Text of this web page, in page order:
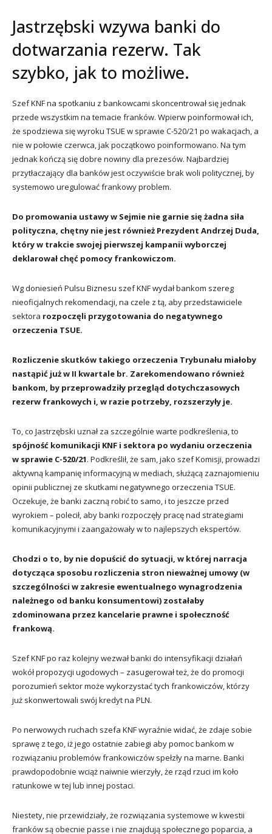
Jastrzębski wzywa banki do
dotwarzania rezerw. Tak
szybko, jak to możliwe.
Szef KNF na spotkaniu z bankowcami skoncentrował się jednak
przede wszystkim na temacie franków. Wpierw poinformował ich,
że spodziewa się wyroku TSUE w sprawie C-520/21 po wakacjach, a
nie w połowie czerwca, jak początkowo poinformowano. Na tym
jednak kończą się dobre nowiny dla prezesów. Najbardziej
przytłaczający dla banków jest oczywiście brak woli politycznej, by
systemowo uregulować frankowy problem.
Do promowania ustawy w Sejmie nie garnie się żadna siła
polityczna, chętny nie jest również Prezydent Andrzej Duda,
który w trakcie swojej pierwszej kampanii wyborczej
deklarował chęć pomocy frankowiczom.
Wg doniesień Pulsu Biznesu szef KNF wydał bankom szereg
nieoficjalnych rekomendacji, na czele z tą, aby przedstawiciele
sektora rozpoczęli przygotowania do negatywnego
orzeczenia TSUE.
Rozliczenie skutków takiego orzeczenia Trybunału miałoby
nastąpić już w II kwartale br. Zarekomendowano również
bankom, by przeprowadziły przegląd dotychczasowych
rezerw frankowych i, w razie potrzeby, rozszerzyły je.
To, co Jastrzębski uznał za szczególnie warte podkreślenia, to
spójność komunikacji KNF i sektora po wydaniu orzeczenia
w sprawie C-520/21. Podkreślił, że sam, jako szef Komisji, prowadzi
aktywną kampanię informacyjną w mediach, służącą zaznajomieniu
opinii publicznej ze skutkami negatywnego orzeczenia TSUE.
Oczekuje, że banki zaczną robić to samo, i to jeszcze przed
wyrokiem – polecił, aby banki rozpoczęły pracę nad strategiami
komunikacyjnymi i zaangażowały w to najlepszych ekspertów.
Chodzi o to, by nie dopuścić do sytuacji, w której narracja
dotycząca sposobu rozliczenia stron nieważnej umowy (w
szczególności w zakresie ewentualnego wynagrodzenia
należnego od banku konsumentowi) zostałaby
zdominowana przez kancelarie prawne i społeczność
frankową.
Szef KNF po raz kolejny wezwał banki do intensyfikacji działań
wokół propozycji ugodowych – zasugerował też, że do promocji
porozumień sektor może wykorzystać tych frankowiczów, którzy
już skonwertowali swój kredyt na PLN.
Po nerwowych ruchach szefa KNF wyraźnie widać, że zdaje sobie
sprawę z tego, iż jego ostatnie zabiegi aby pomoc bankom w
rozwiązaniu problemów frankowiczów spełzły na marne. Banki
prawdopodobnie wciąż naiwnie wierzyły, że rząd rzuci im koło
ratunkowe w tej lub innej postaci.
Niestety, nie przewidziały, że rozwiązania systemowe w kwestii
franków są obecnie passe i nie znajdują społecznego poparcia, a